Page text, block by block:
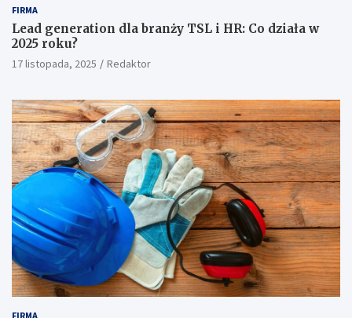
FIRMA
Lead generation dla branży TSL i HR: Co działa w
2025 roku?
17 listopada, 2025 Redaktor
FIRMA